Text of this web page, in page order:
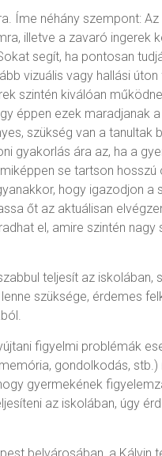
Íme néhány szempont:
illetve a zavaró ingerek
segít, ha pontosan
vizuális vagy hallási
szintén kiválóan
éppen ezek maradjanak
szükség van a tanultak
gyakorlás ára az, ha a
se tartson hosszú
hogy igazodjon a
őt az aktuálisan
el, amire szintén nagy
teljesít az iskolában,
szüksége, érdemes
figyelmi problémák
gondolkodás, stb.)
gyermekének
az iskolában, úgy